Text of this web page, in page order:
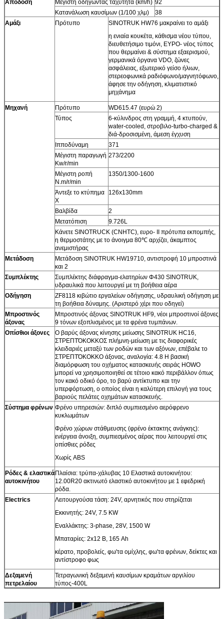
Απόδοση Μέγιστη οδηγώντας ταχύτητα (km/h) 92
Κατανάλωση καυσίμων (1/100 χλμ)
38
Αμάξι
Πρότυπο
SINOTRUK HW76 μακραίνει το αμάξι
η ενιαία κουκέτα, κάθισμα νέου τύπου,
διευθετήσιμο τιμόνι, ΕΥΡΟ- νέος τύπος
που θερμαίνει & σύστημα εξαερισμού,
γερμανικά όργανα VDO, ζώνες
ασφάλειας, εξωτερικό γείσο ήλιων,
στερεοφωνικά ραδιόφωνο/μαγνητόφωνο,
άφησε την οδήγηση, κλιματιστικό
μηχάνημα
Μηχανή Πρότυπο
WD615.47 (ευρώ 2)
Τύπος
6-κύλινδρος στη γραμμή, 4 κτυπούν,
water-cooled, στροβιλο-turbo-charged &
διά-δροσισμένη, άμεση έγχυση
Ιπποδύναμη
371
Μέγιστη παραγωγή
Kw/r/min
273/2200
Μέγιστη ροπή
N.m/r/min
1350/1300-1600
Άντεξε το κτύπημα
Χ
126x130mm
Βαλβίδα
2
Μετατόπιση
9.726L
Κάνετε SINOTRUCK (CNHTC), ευρο- ΙΙ πρότυπα εκπομπής,
η θερμοστάτης με το άνοιγμα 80℃ αρχίζει, άκαμπτος
ανεμιστήρας
Μετάδοση
Μετάδοση SINOTRUK HW19710, αντιστροφή 10 μπροστινά
και 2
Συμπλέκτης
Συμπλέκτης διάφραγμα-ελατηρίων Φ430 SINOTRUK,
υδραυλικά που λειτουργεί με τη βοήθεια αέρα
Οδήγηση
ZF8118 κιβώτιο εργαλείων οδήγησης, υδραυλική οδήγηση με
τη βοήθεια δύναμης. (Αριστερό χέρι που οδηγεί)
Μπροστινός
άξονας
Μπροστινός άξονας SINOTRUK HF9, νέοι μπροστινοί άξονες
9 τόνων εξοπλισμένος με τα φρένα τυμπάνων.
Οπίσθιοι άξονες
Ο βαρύς άξονας κίνησης μείωσης SINOTRUK HC16,
ΣΤΡΕΠΤΌΚΟΚΚΟΣ πλήμνη-μείωση με τις διαφορικές
κλειδαριές μεταξύ των ροδών και των αξόνων, επέβαλε το
ΣΤΡΕΠΤΌΚΟΚΚΟ άξονας, αναλογία: 4.8 Η βασική
διαμόρφωση του οχήματος κατασκευής σειράς HOWO
μπορεί να χρησιμοποιηθεί σε τέτοιο κακό περιβάλλον όπως
τον κακό οδικό όρο, το βαρύ αντίκτυπο και την
υπερφόρτωση, ο οποίος είναι η καλύτερη επιλογή για τους
βαριούς πελάτες οχημάτων κατασκευής.
Σύστημα φρένων Φρένο υπηρεσιών: διπλό συμπιεσμένο αερόφρενο
κυκλωμάτων
Φρένο χώρων στάθμευσης (φρένο έκτακτης ανάγκης):
ενέργεια άνοιξη, συμπιεσμένος αέρας που λειτουργεί στις
οπίσθιες ρόδες
Χωρίς ABS
Ρόδες & ελαστικά
αυτοκινήτου
Πλαίσια: τρύπα-χάλυβας 10 Ελαστικά αυτοκινήτου:
12.00R20 ακτινωτό ελαστικό αυτοκινήτου με 1 εφεδρική
ρόδα.
Electrics
Λειτουργούσα τάση: 24V, αρνητικός που στηρίζεται
Εκκινητής: 24V, 7.5 KW
Εναλλάκτης: 3-phase, 28V, 1500 W
Μπαταρίες: 2x12 Β, 165 Ah
κέρατο, προβολείς, φω'τα ομίχλης, φω'τα φρένων, δείκτες και
αντίστροφο φως
Δεξαμενή
πετρελαίου
Τετραγωνική δεξαμενή καυσίμων κραμάτων αργιλίου
τύπος-400L